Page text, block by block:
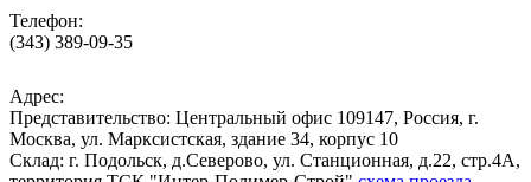
Телефон:
(343) 389-09-35
Адрес:
Представительство: Центральный офис 109147, Россия, г.
Москва, ул. Марксистская, здание 34, корпус 10
Cклад: г. Подольск, д.Северово, ул. Станционная, д.22, стр.4А,